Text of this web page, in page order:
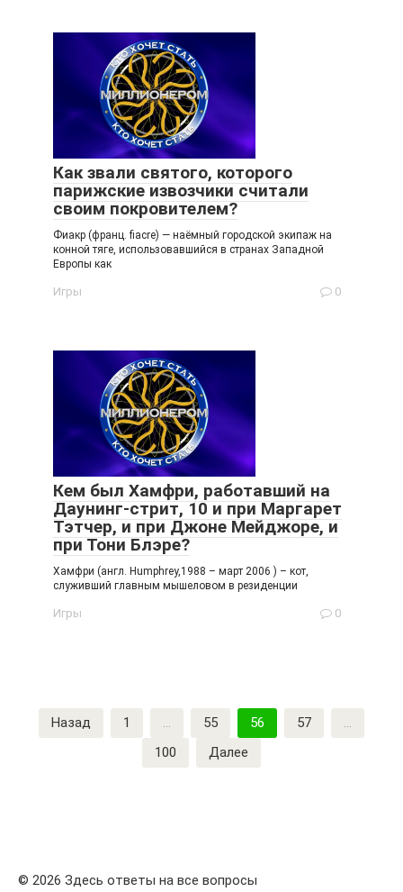
Как звали святого, которого
парижские извозчики считали
своим покровителем?
Фиакр (франц. fiacre) — наёмный городской экипаж на
конной тяге, использовавшийся в странах Западной
Европы как
Игры 0
Кем был Хамфри, работавший на
Даунинг-стрит, 10 и при Маргарет
Тэтчер, и при Джоне Мейджоре, и
при Тони Блэре?
Хамфри (англ. Humphrey,1988 – март 2006 ) – кот,
служивший главным мышеловом в резиденции
Игры 0
Пагинация
записей
Назад 1 … 55 56 57
…
100
Далее
© 2026 Здесь ответы на все вопросы